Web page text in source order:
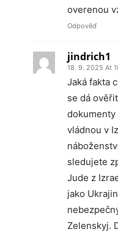
overenou
Odpověď
jindrich1
18. 9. 2025 At
Jaká fakta
se dá
dokumenty
vládnou v
sledujete
Jude z
jako
Zelenskyj.